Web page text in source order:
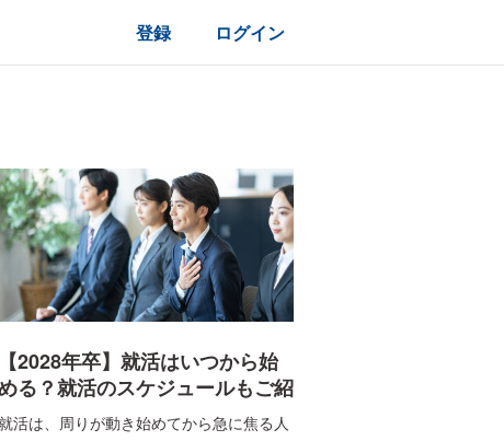
登録 ログイン
【2028年卒】就活はいつから始
る？就活のスケジュールもご紹
！ | ビズリーチ・キャンパス
活は、周りが動き始めてから急に焦る人